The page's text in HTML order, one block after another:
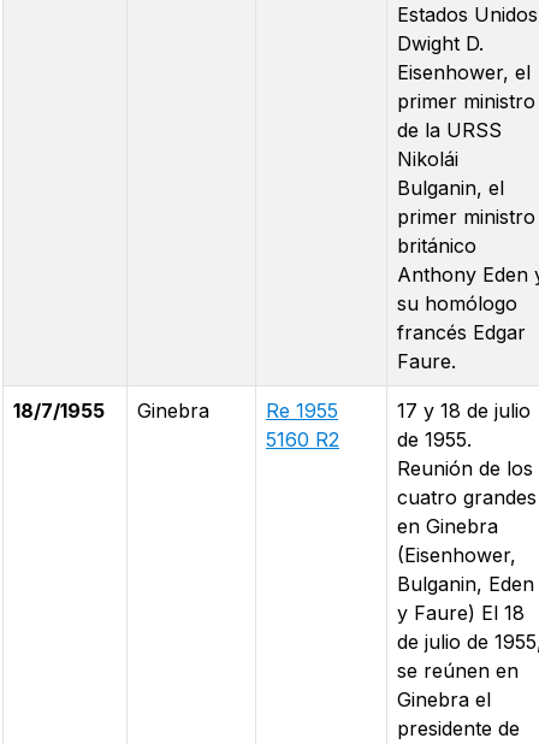
Estados Unidos
Dwight D.
Eisenhower, el
primer ministro
de la URSS
Nikolái
Bulganin, el
primer ministro
británico
Anthony Eden
su homólogo
francés Edgar
Faure.
18/7/1955 Ginebra
Re 1955
5160 R2
17 y 18 de julio
de 1955.
Reunión de los
cuatro grandes
en Ginebra
(Eisenhower,
Bulganin, Eden
y Faure) El 18
de julio de
se reúnen en
Ginebra el
presidente de